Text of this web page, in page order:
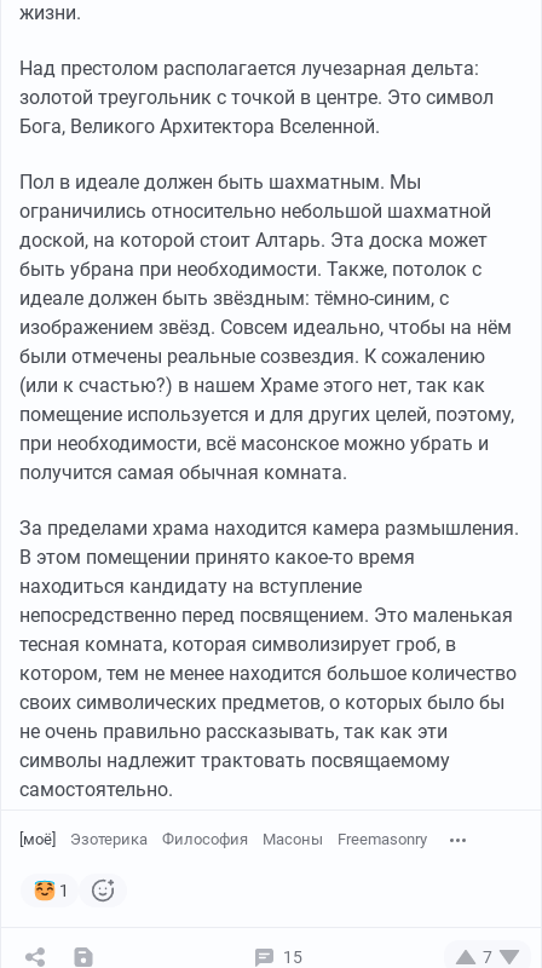
жизни.
Над престолом располагается лучезарная дельта:
золотой треугольник с точкой в центре. Это символ
Бога, Великого Архитектора Вселенной.
Пол в идеале должен быть шахматным. Мы
ограничились относительно небольшой шахматной
доской, на которой стоит Алтарь. Эта доска может
быть убрана при необходимости. Также, потолок с
идеале должен быть звёздным: тёмно-синим, с
изображением звёзд. Совсем идеально, чтобы на нём
были отмечены реальные созвездия. К сожалению
(или к счастью?) в нашем Храме этого нет, так как
помещение используется и для других целей, поэтому,
при необходимости, всё масонское можно убрать и
получится самая обычная комната.
За пределами храма находится камера размышления.
В этом помещении принято какое-то время
находиться кандидату на вступление
непосредственно перед посвящением. Это маленькая
тесная комната, которая символизирует гроб, в
котором, тем не менее находится большое количество
своих символических предметов, о которых было бы
не очень правильно рассказывать, так как эти
символы надлежит трактовать посвящаемому
самостоятельно.
[моё] Эзотерика Философия Масоны Freemasonry
1
15 7